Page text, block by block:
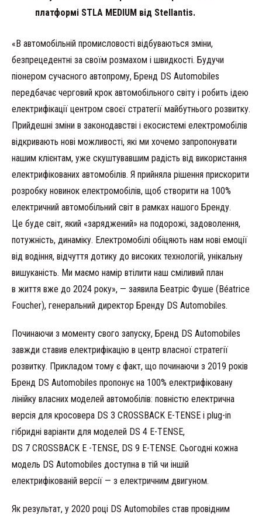
платформі STLA MEDIUM від Stellantis.
«В автомобільній промисловості відбуваються зміни,
безпрецедентні за своїм розмахом і швидкості. Будучи
піонером сучасного автопрому, Бренд DS Automobiles
передбачає черговий крок автомобільного світу і робить ідею
електрифікації центром своєї стратегії майбутнього розвитку.
Прийдешні зміни в законодавстві і екосистемі електромобілів
відкривають нові можливості, які ми хочемо запропонувати
нашим клієнтам, уже скуштувавшим радість від використання
електрифікованих автомобілів. Я прийняла рішення прискорити
розробку новинок електромобілів, щоб створити на 100%
електричний автомобільний світ в рамках нашого Бренду.
Це буде світ, який «заряджений» на подорожі, задоволення,
потужність, динаміку. Електромобілі обіцяють нам нові емоції
від водіння, відчуття дотику до високих технологій, унікальну
вишуканість. Ми маємо намір втілити наш сміливий план
в життя вже до 2024 року», — заявила Беатріс Фуше (Béatrice
Foucher), генеральний директор Бренду DS Automobiles.
Починаючи з моменту свого запуску, Бренд DS Automobiles
завжди ставив електрифікацію в центр власної стратегії
розвитку. Прикладом тому є факт, що починаючи з 2019 років
Бренд DS Automobiles пропонує на 100% електрифіковану
лінійку власних моделей автомобілів: повністю електрична
версія для кросовера DS 3 CROSSBACK E-TENSE і plug-in
гібридні варіанти для моделей DS 4 E-TENSE,
DS 7 CROSSBACK E -TENSE, DS 9 E-TENSE. Сьогодні кожна
модель DS Automobiles доступна в тій чи іншій
електрифікованій версії — з електричним двигуном.
Як результат, у 2020 році DS Automobiles став провідним